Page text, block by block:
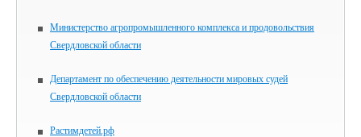
Министерство агропромышленного комплекса и продовольствия
Свердловской области
Департамент по обеспечению деятельности мировых судей
Свердловской области
Растимдетей.рф